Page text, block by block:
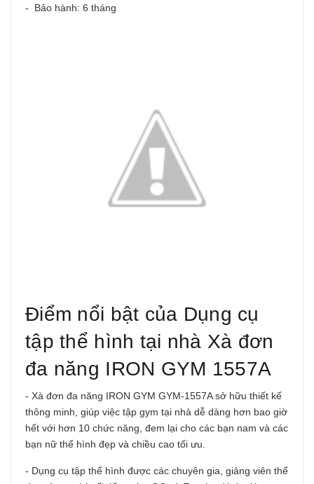
- Bảo hành: 6 tháng
Điểm nổi bật của Dụng cụ
tập thể hình tại nhà Xà đơn
đa năng IRON GYM 1557A
- Xà đơn đa năng IRON GYM GYM-1557A sở hữu thiết kế
thông minh, giúp việc tập gym tại nhà dễ dàng hơn bao giờ
hết với hơn 10 chức năng, đem lại cho các bạn nam và các
bạn nữ thể hình đẹp và chiều cao tối ưu.
- Dụng cụ tập thể hình được các chuyên gia, giảng viên thể